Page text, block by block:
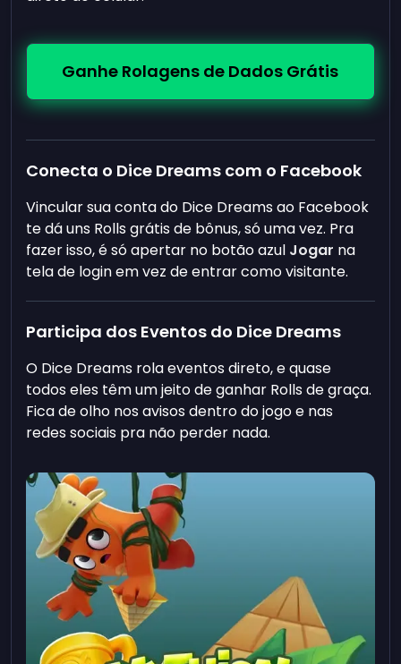
Ganhe Rolagens de Dados Grátis
Conecta o Dice Dreams com o Facebook
Vincular sua conta do Dice Dreams ao Facebook
te dá uns Rolls grátis de bônus, só uma vez. Pra
fazer isso, é só apertar no botão azul Jogar na
tela de login em vez de entrar como visitante.
Participa dos Eventos do Dice Dreams
O Dice Dreams rola eventos direto, e quase
todos eles têm um jeito de ganhar Rolls de graça.
Fica de olho nos avisos dentro do jogo e nas
redes sociais pra não perder nada.